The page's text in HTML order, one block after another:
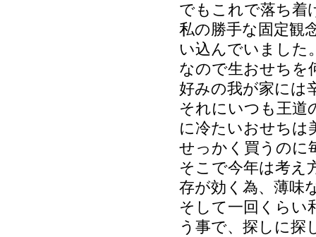
でもこれで落ち着
私の勝手な固定観
い込んでいました
なので生おせちを
好みの我が家には
それにいつも王道
に冷たいおせちは
せっかく買うのに
そこで今年は考え
存が効く為、薄味
そして一回くらい
う事で、探しに探